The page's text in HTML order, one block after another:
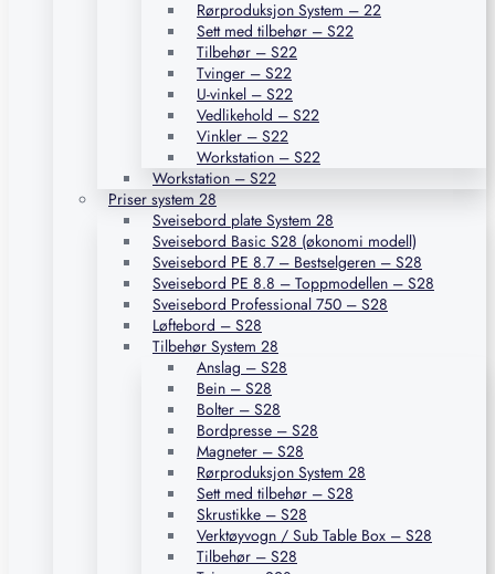
Rørproduksjon System – 22
Sett med tilbehør – S22
Tilbehør – S22
Tvinger – S22
U-vinkel – S22
Vedlikehold – S22
Vinkler – S22
Workstation – S22
Workstation – S22
Priser system 28
Sveisebord plate System 28
Sveisebord Basic S28 (økonomi modell)
Sveisebord PE 8.7 – Bestselgeren – S28
Sveisebord PE 8.8 – Toppmodellen – S28
Sveisebord Professional 750 – S28
Løftebord – S28
Tilbehør System 28
Anslag – S28
Bein – S28
Bolter – S28
Bordpresse – S28
Magneter – S28
Rørproduksjon System 28
Sett med tilbehør – S28
Skrustikke – S28
Verktøyvogn / Sub Table Box – S28
Tilbehør – S28